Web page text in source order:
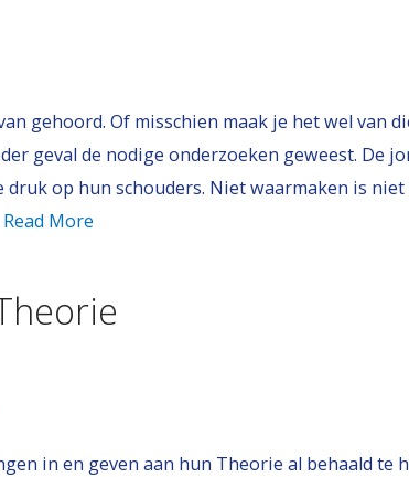
gehoord. Of misschien maak je het wel van
geval de nodige onderzoeken geweest. De
druk op hun schouders. Niet waarmaken is niet
Read More
in en geven aan hun Theorie al behaald te